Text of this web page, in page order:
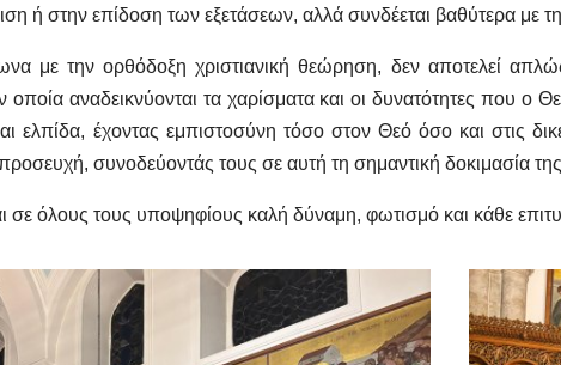
ή στην επίδοση των εξετάσεων, αλλά συνδέεται βαθύτερα με
με την ορθόδοξη χριστιανική θεώρηση, δεν αποτελεί
οποία αναδεικνύονται τα χαρίσματα και οι δυνατότητες που
ελπίδα, έχοντας εμπιστοσύνη τόσο στον Θεό όσο και στις
συνοδεύοντάς τους σε αυτή τη σημαντική δοκιμασία
σε όλους τους υποψηφίους καλή δύναμη, φωτισμό και κάθε